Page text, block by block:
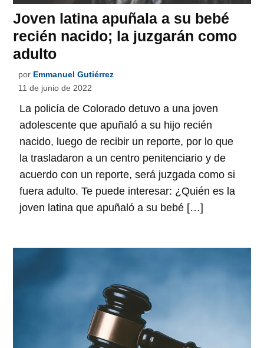
Joven latina apuñala a su bebé
recién nacido; la juzgarán como
adulto
por Emmanuel Gutiérrez
11 de junio de 2022
La policía de Colorado detuvo a una joven
adolescente que apuñaló a su hijo recién
nacido, luego de recibir un reporte, por lo que
la trasladaron a un centro penitenciario y de
acuerdo con un reporte, será juzgada como si
fuera adulto. Te puede interesar: ¿Quién es la
joven latina que apuñaló a su bebé […]